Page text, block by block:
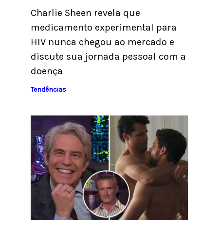
Charlie Sheen revela que
medicamento experimental para
HIV nunca chegou ao mercado e
discute sua jornada pessoal com a
doença
Tendências